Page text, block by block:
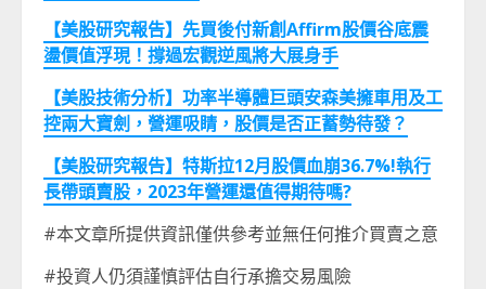
【美股研究報告】先買後付新創Affirm股價谷底震
盪價值浮現！撐過宏觀逆風將大展身手
【美股技術分析】功率半導體巨頭安森美擁車用及工
控兩大寶劍，營運吸睛，股價是否正蓄勢待發？
【美股研究報告】特斯拉12月股價血崩36.7%!執行
長帶頭賣股，2023年營運還值得期待嗎?
#本文章所提供資訊僅供參考並無任何推介買賣之意
#投資人仍須謹慎評估自行承擔交易風險